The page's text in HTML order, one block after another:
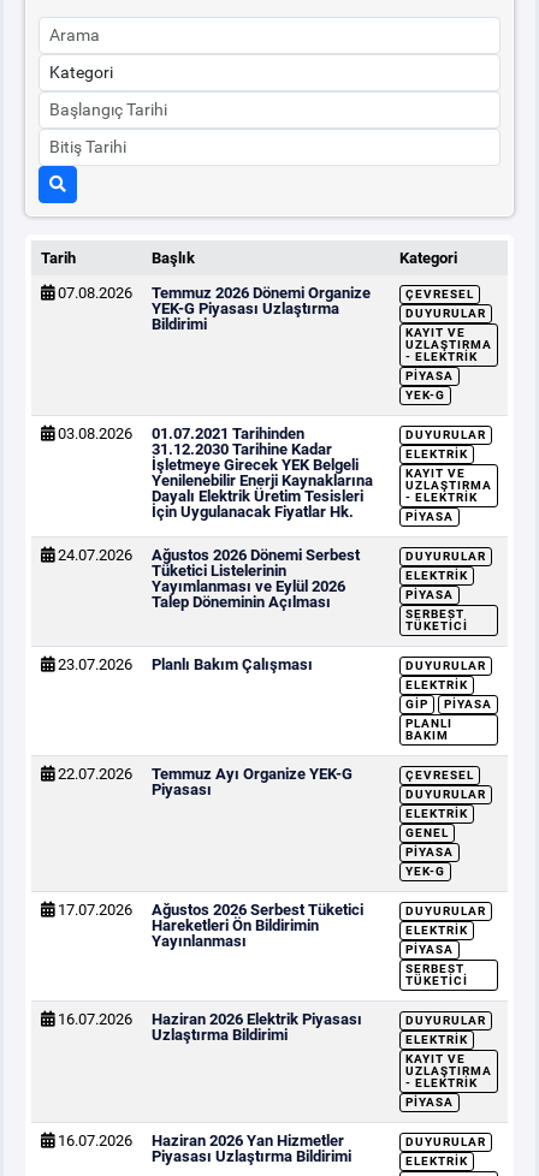
SERBEST TÜKETİCİ
MALİ UZLAŞTIRMA
TEMİNAT
BÜLTENLER
DUYURULAR
BT HİZMET YÖNETİM SİSTEMİ POLİTİKAMIZ
Tarih Başlık
Kategori
07.08.2026
Temmuz 2026 Dönemi Organize
YEK-G Piyasası Uzlaştırma
Bildirimi
ÇEVRESEL
DUYURULAR
KAYIT VE
UZLAŞTIRMA
- ELEKTRIK
PIYASA
YEK-G
03.08.2026
01.07.2021 Tarihinden
31.12.2030 Tarihine Kadar
İşletmeye Girecek YEK Belgeli
Yenilenebilir Enerji Kaynaklarına
Dayalı Elektrik Üretim Tesisleri
İçin Uygulanacak Fiyatlar Hk.
DUYURULAR
ELEKTRIK
KAYIT VE
UZLAŞTIRMA
- ELEKTRIK
PIYASA
24.07.2026
Ağustos 2026 Dönemi Serbest
Tüketici Listelerinin
Yayımlanması ve Eylül 2026
Talep Döneminin Açılması
DUYURULAR
ELEKTRIK
PIYASA
SERBEST
TÜKETICI
23.07.2026 Planlı Bakım Çalışması
DUYURULAR
ELEKTRIK
GİP
PIYASA
PLANLI
BAKIM
22.07.2026
Temmuz Ayı Organize YEK-G
Piyasası
ÇEVRESEL
DUYURULAR
ELEKTRIK
GENEL
PIYASA
YEK-G
17.07.2026
Ağustos 2026 Serbest Tüketici
Hareketleri Ön Bildirimin
Yayınlanması
DUYURULAR
ELEKTRIK
PIYASA
SERBEST
TÜKETICI
16.07.2026
Haziran 2026 Elektrik Piyasası
Uzlaştırma Bildirimi
DUYURULAR
ELEKTRIK
KAYIT VE
UZLAŞTIRMA
- ELEKTRIK
PIYASA
16.07.2026
Haziran 2026 Yan Hizmetler
Piyasası Uzlaştırma Bildirimi
DUYURULAR
ELEKTRIK